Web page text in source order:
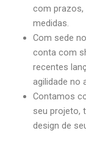
com prazos,
medidas.
Com sede
conta com
recentes
agilidade no
Contamos
seu projeto,
design de